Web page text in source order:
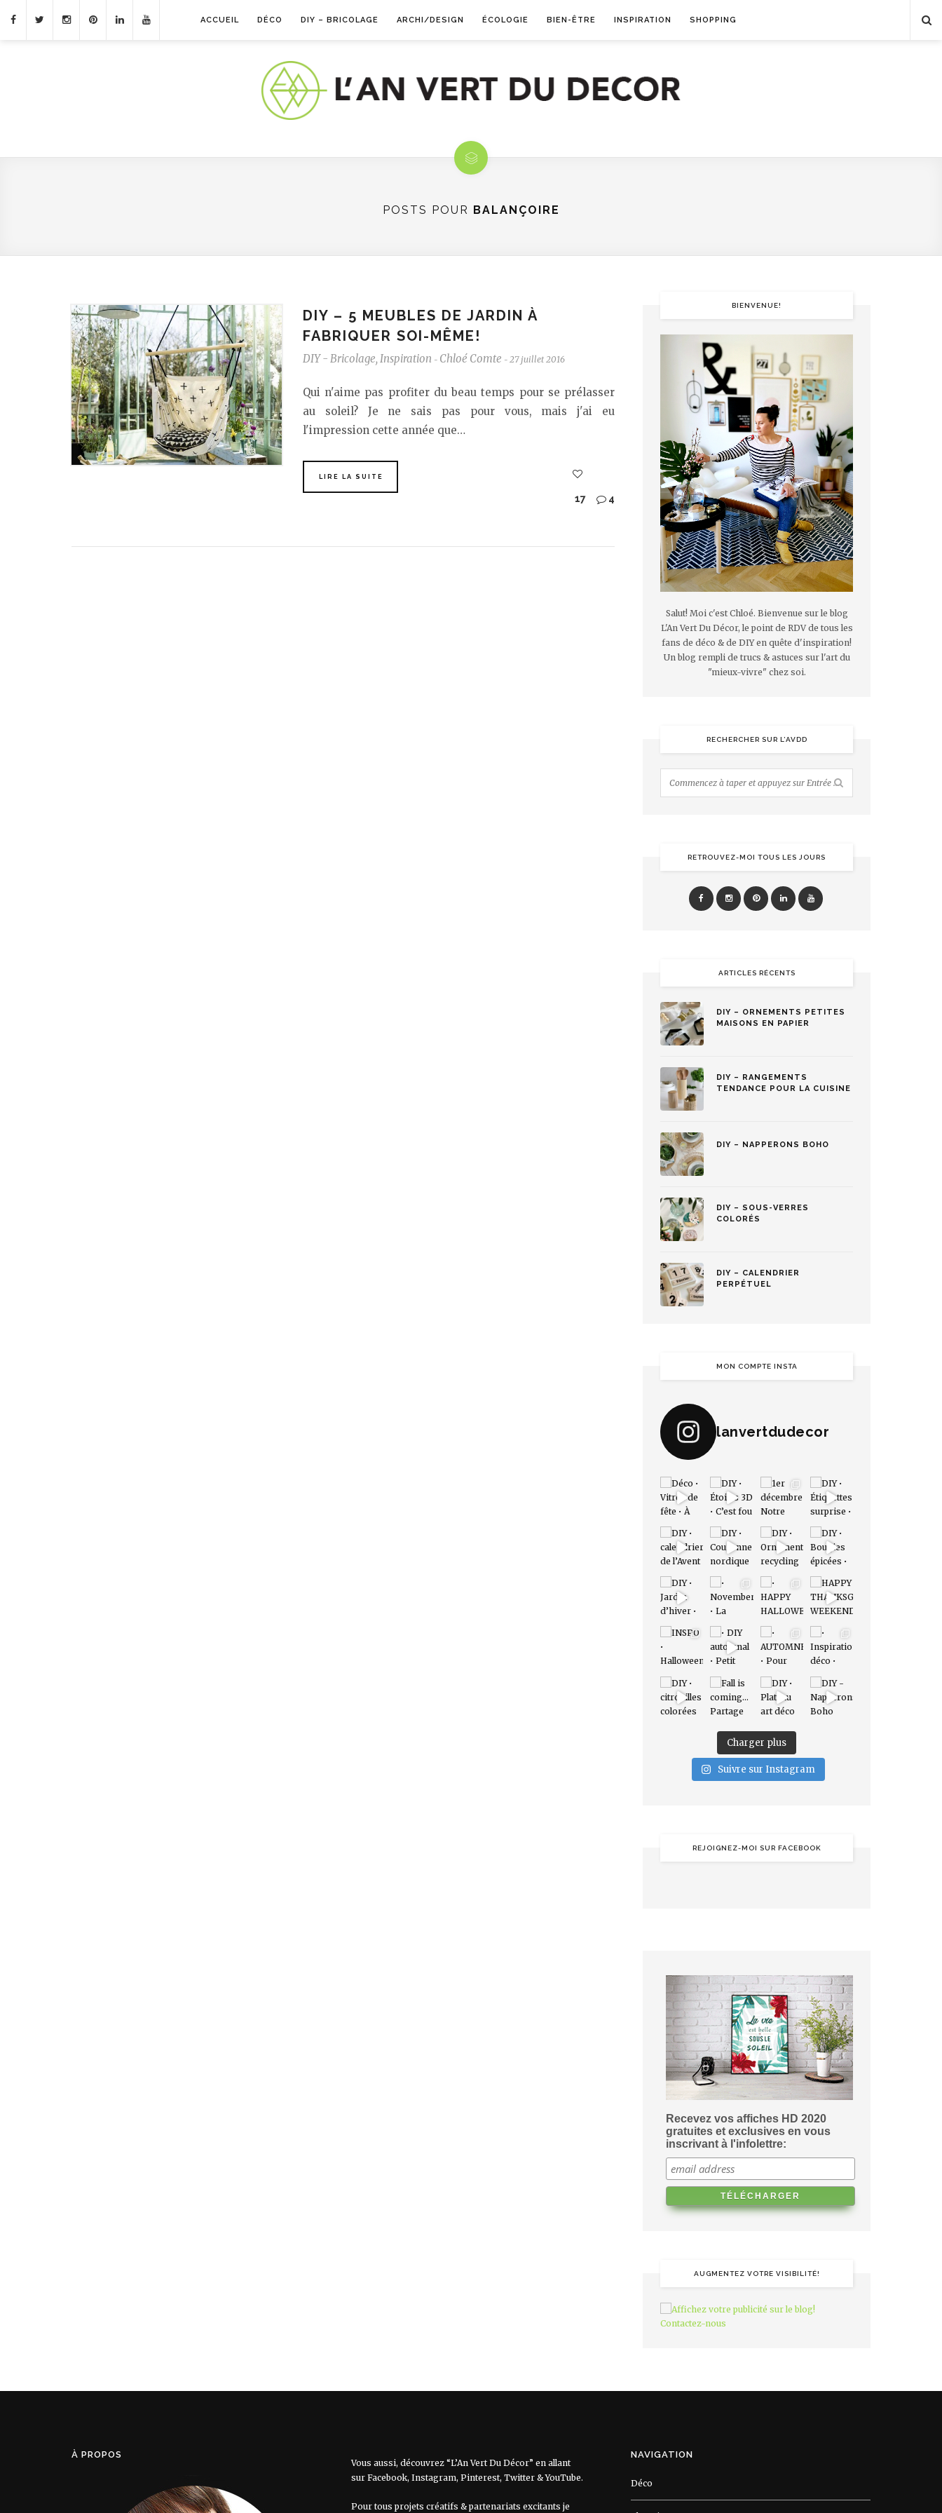
ACCUEIL DÉCO DIY – BRICOLAGE ARCHI/DESIGN ÉCOLOGIE BIEN-ÊTRE INSPIRATION SHOPPING
POSTS POUR BALANÇOIRE
DIY – 5 MEUBLES DE JARDIN À
FABRIQUER SOI-MÊME!
DIY - Bricolage, Inspiration - Chloé Comte - 27 juillet 2016
Qui n'aime pas profiter du beau temps pour se prélasser
au soleil? Je ne sais pas pour vous, mais j'ai eu
l'impression cette année que…
LIRE LA SUITE
17 4
BIENVENUE!
Salut! Moi c'est Chloé. Bienvenue sur le blog
L'An Vert Du Décor, le point de RDV de tous les
fans de déco & de DIY en quête d'inspiration!
Un blog rempli de trucs & astuces sur l'art du
"mieux-vivre" chez soi.
RECHERCHER SUR L’AVDD
RETROUVEZ-MOI TOUS LES JOURS
ARTICLES RÉCENTS
DIY – ORNEMENTS PETITES
MAISONS EN PAPIER
DIY – RANGEMENTS
TENDANCE POUR LA CUISINE
DIY – NAPPERONS BOHO
DIY – SOUS-VERRES
COLORÉS
DIY – CALENDRIER
PERPÉTUEL
MON COMPTE INSTA
lanvertdudecor
Charger plus
Suivre sur Instagram
REJOIGNEZ-MOI SUR FACEBOOK
Recevez vos affiches HD 2020
gratuites et exclusives en vous
inscrivant à l'infolettre:
AUGMENTEZ VOTRE VISIBILITÉ!
À PROPOS
Vous aussi, découvrez “L’An Vert Du Décor” en allant
sur Facebook, Instagram, Pinterest, Twitter &YouTube.
Pour tous projets créatifs & partenariats excitants je
NAVIGATION
Déco